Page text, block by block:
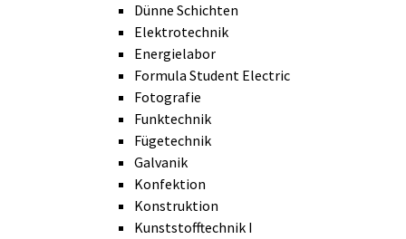
Dünne Schichten
Elektrotechnik
Energielabor
Formula Student Electric
Fotografie
Funktechnik
Fügetechnik
Galvanik
Konfektion
Konstruktion
Kunststofftechnik I